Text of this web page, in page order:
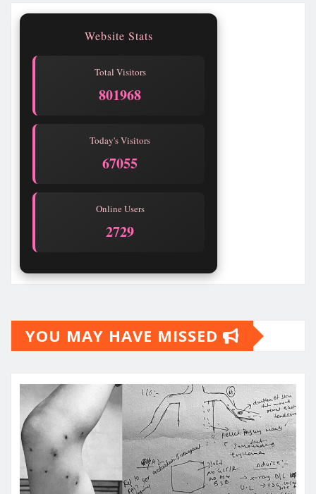
Website Stats
Total Visitors
801968
Today's Visitors
67055
Online Users
2729
YOU MAY HAVE MISSED